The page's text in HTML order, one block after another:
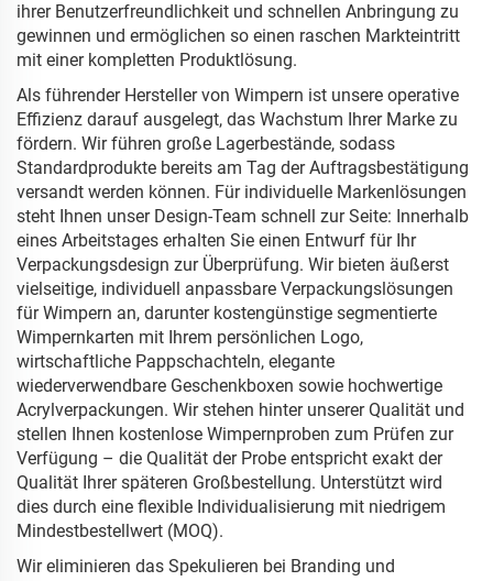
ihrer Benutzerfreundlichkeit und schnellen Anbringung zu
gewinnen und ermöglichen so einen raschen Markteintritt
mit einer kompletten Produktlösung.
Als führender Hersteller von Wimpern ist unsere operative
Effizienz darauf ausgelegt, das Wachstum Ihrer Marke zu
fördern. Wir führen große Lagerbestände, sodass
Standardprodukte bereits am Tag der Auftragsbestätigung
versandt werden können. Für individuelle Markenlösungen
steht Ihnen unser Design-Team schnell zur Seite: Innerhalb
eines Arbeitstages erhalten Sie einen Entwurf für Ihr
Verpackungsdesign zur Überprüfung. Wir bieten äußerst
vielseitige, individuell anpassbare Verpackungslösungen
für Wimpern an, darunter kostengünstige segmentierte
Wimpernkarten mit Ihrem persönlichen Logo,
wirtschaftliche Pappschachteln, elegante
wiederverwendbare Geschenkboxen sowie hochwertige
Acrylverpackungen. Wir stehen hinter unserer Qualität und
stellen Ihnen kostenlose Wimpernproben zum Prüfen zur
Verfügung – die Qualität der Probe entspricht exakt der
Qualität Ihrer späteren Großbestellung. Unterstützt wird
dies durch eine flexible Individualisierung mit niedrigem
Mindestbestellwert (MOQ).
Wir eliminieren das Spekulieren bei Branding und